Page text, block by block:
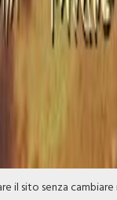
il sito senza